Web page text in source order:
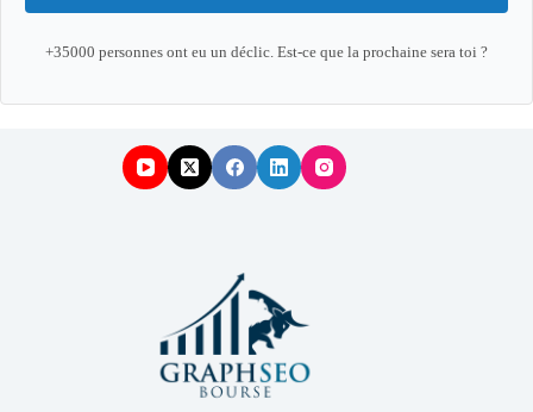
+35000 personnes ont eu un déclic. Est-ce que la prochaine sera toi ?